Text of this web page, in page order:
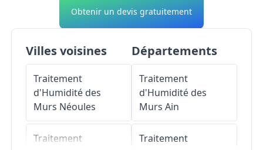
Obtenir un devis gratuitement
Villes voisines
Traitement
d'Humidité des
Murs Néoules
Traitement
Départements
Traitement
d'Humidité des
Murs Ain
Traitement